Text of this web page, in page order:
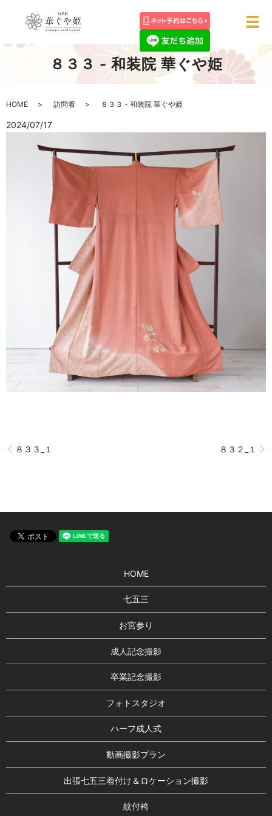
メ
８３３ - 和装院 華ぐや姫
HOME 訪問着 ８３３ - 和装院 華ぐや姫
2024/07/17
８３３_１ ８３２_１
HOME
七五三
お宮参り
成人記念撮影
卒業記念撮影
フォトスタジオ
ハーフ成人式
動画撮影プラン
出張七五三着付け＆ロケーション撮影
紋付袴